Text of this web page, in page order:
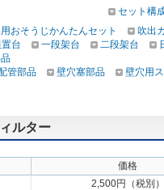
セット構
おそうじかんたんセット
吹出
台 一段架台 二段架台
管部品 壁穴塞部品
壁穴用
ルター
価格
2,500円（税別）